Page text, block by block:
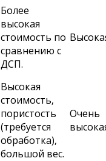
Более
высокая
стоимость по
сравнению с
ДСП.
Высокая
стоимость‚
пористость
(требуется
обработка)‚
большой вес.
Очень